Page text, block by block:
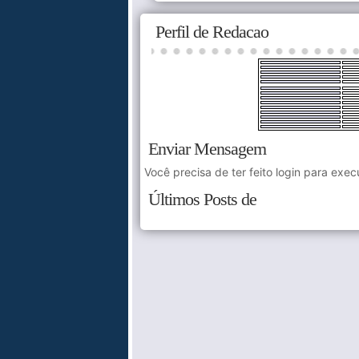
Perfil de Redacao
Enviar Mensagem
Você precisa de ter feito login para
Últimos Posts de